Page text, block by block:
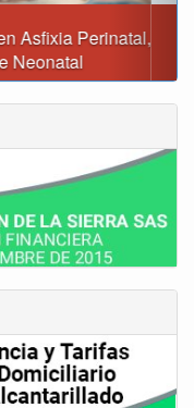
para el sábado